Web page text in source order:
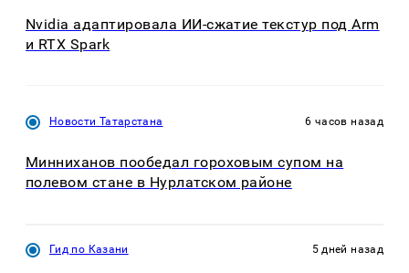
Nvidia адаптировала ИИ-сжатие текстур под Arm
и RTX Spark
Новости Татарстана 6 часов назад
Минниханов пообедал гороховым супом на
полевом стане в Нурлатском районе
Гид по Казани 5 дней назад